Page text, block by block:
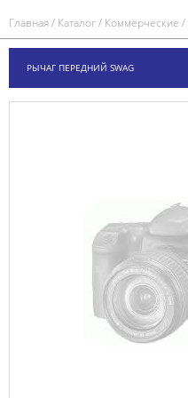
Главная/ Каталог/ Коммерческие /
РЫЧАГ ПЕРЕДНИЙ SWAG